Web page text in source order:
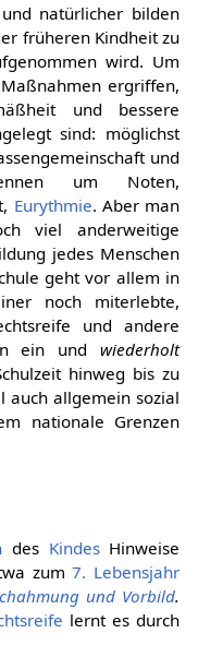
natürlicher bilden
früheren Kindheit zu
wird. Um
ergriffen,
und bessere
sind: möglichst
und
um Noten,
Eurythmie. Aber man
viel anderweitige
jedes Menschen
geht vor allem in
noch miterlebte,
und andere
ein undwiederholt
hinweg bis zu
auch allgemein sozial
nationale Grenzen
des KindesHinweise
zum7. Lebensjahr
und Vorbild.
lernt es durch